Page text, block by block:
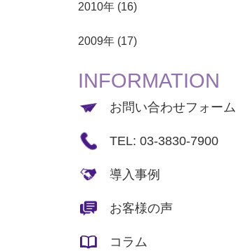
2010年 (16)
2009年 (17)
INFORMATION
お問い合わせフォーム
TEL: 03-3830-7900
導入事例
お客様の声
コラム